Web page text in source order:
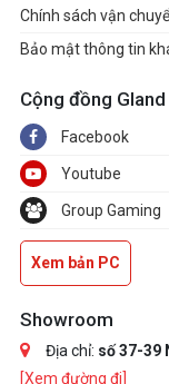
Chính sách vận
Bảo mật thông tin
Cộng đồng
Facebook
Youtube
Group Gaming
Xem bản PC
Showroom
Địa chỉ: số 37-39
[Xem đường đi]